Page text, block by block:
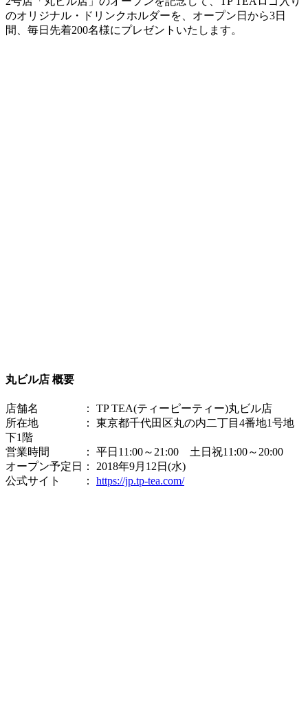
のオリジナル・ドリンクホルダーを、オープン日から3日
間、毎日先着200名様にプレゼントいたします。
丸ビル店 概要
店舗名 ： TP TEA(ティーピーティー)丸ビル店
所在地 ： 東京都千代田区丸の内二丁目4番地1号地
下1階
営業時間 ： 平日11:00～21:00 土日祝11:00～20:00
オープン予定日： 2018年9月12日(水)
公式サイト ： https://jp.tp-tea.com/